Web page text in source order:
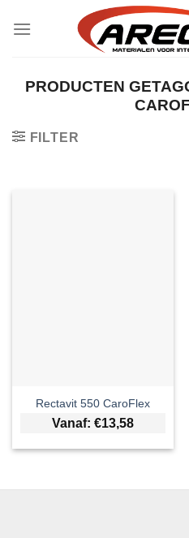
naar
PRODUCTEN
FILTER
Rectavit 550 CaroFlex
Vanaf: €13,58